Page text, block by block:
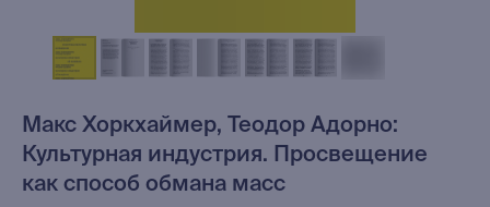
Макс Хоркхаймер, Теодор Адорно:
Культурная индустрия. Просвещение
как способ обмана масс